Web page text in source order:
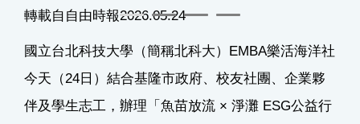
轉載自自由時報2026.05.24
國立台北科技大學（簡稱北科大）EMBA樂活海洋社
今天（24日）結合基隆市政府、校友社團、企業夥
伴及學生志工，辦理「魚苗放流 × 淨灘 ESG公益行